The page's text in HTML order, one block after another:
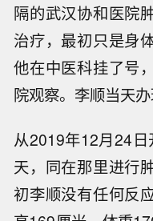
隔的武汉协和医院
治疗，最初只是身
他在中医科挂了号
院观察。李顺当天办
从2019年12月24
天，同在那里进行
初李顺没有任何反